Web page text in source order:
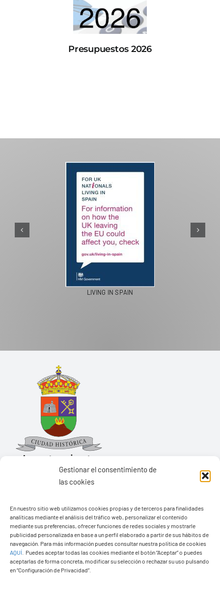
Gestionar el consentimiento de
las cookies
En nuestro sitio web utilizamos cookies propias y de terceros para finalidades
analíticas mediante el análisis del tráfico web, personalizar el contenido
mediante sus preferencias, ofrecer funciones de redes sociales y mostrarle
publicidad personalizada en base a un perfil elaborado a partir de sus hábitos de
navegación. Para más información puedes consultar nuestra política de cookies
AQUÍ
Puedes aceptar todas las cookies mediante el botón “Aceptar” o puedes
aceptarlas de forma concreta, modificar su selección o rechazar su uso pulsando
en “Configuración de Privacidad”.
Presupuestos 2026
PASEOS EN CAMELLO
Pza. de Los Remedios, 1
35570 – Yaiza
Tel:928 83 62 20